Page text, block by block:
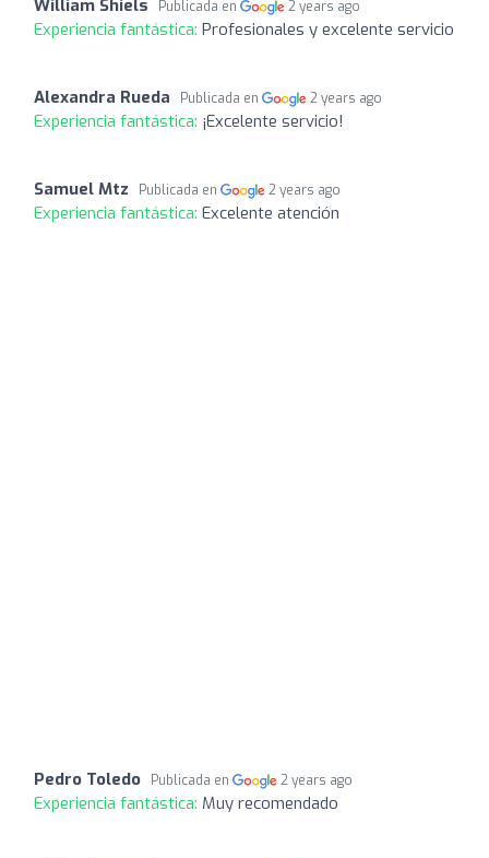
William Shiels Publicada en 2 years ago
Experiencia fantástica: Profesionales y excelente servicio
Alexandra Rueda Publicada en 2 years ago
Experiencia fantástica: ¡Excelente servicio!
Samuel Mtz Publicada en 2 years ago
Experiencia fantástica: Excelente atención
Pedro Toledo Publicada en 2 years ago
Experiencia fantástica: Muy recomendado